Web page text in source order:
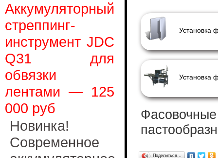
Аккумуляторный
стреппинг-
инструмент JDC
Q31 для
обвязки
лентами — 125
000 руб
Новинка!
Современное
Поделиться…